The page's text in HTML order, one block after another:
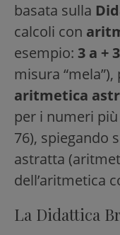
basata sulla
calcoli con
esempio: 3 a +
misura
aritmetica
per i numeri più
76), spiegando
astratta
dell’aritmetica
La Didattica